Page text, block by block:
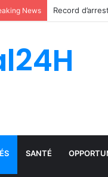
News Record
SANTÉ